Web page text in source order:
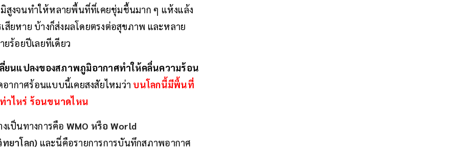
งจนทำให้หลายพื้นที่ที่เคยชุ่มชื้นมาก ๆ แห้งแล้ง
ยหาย บ้างก็ส่งผลโดยตรงต่อสุขภาพ และหลาย
อยปีเลยทีเดียว
ยนแปลงของสภาพภูมิอากาศทำให้คลื่นความร้อน
ากาศร้อนแบบนี้เคยสงสัยไหมว่า บนโลกนี้มีพื้นที่
าไหร่ ร้อนขนาดไหน
เป็นทางการคือ WMO หรือ World
ยาโลก) และนี่คือรายการการบันทึกสภาพอากาศ